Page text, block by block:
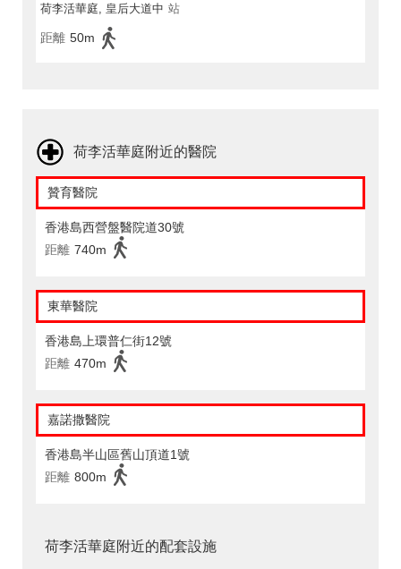
荷李活華庭, 皇后大道中 站
距離 50m
荷李活華庭附近的醫院
贊育醫院
香港島西營盤醫院道30號
距離 740m
東華醫院
香港島上環普仁街12號
距離 470m
嘉諾撒醫院
香港島半山區舊山頂道1號
距離 800m
荷李活華庭附近的配套設施